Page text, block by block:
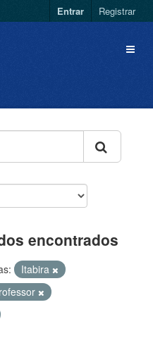
Entrar Registrar
encontrados
Itabira